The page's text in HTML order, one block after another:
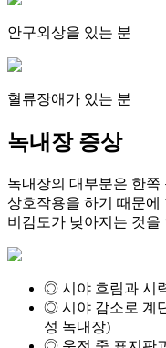
안구외상을 있는 분
혈류장애가 있는 분
녹내장 증상
녹내장의 대부분은 한
상호작용을 하기 때문에
비감도가 낮아지는 것을
◎ 시야 흐림과 시
◎ 시야 감소로 계
성 녹내장)